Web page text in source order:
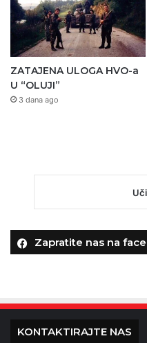
ZATAJENA ULOGA HVO-a
U “OLUJI”
3 dana ago
Zapratite nas na
KONTAKTIRAJTE NAS